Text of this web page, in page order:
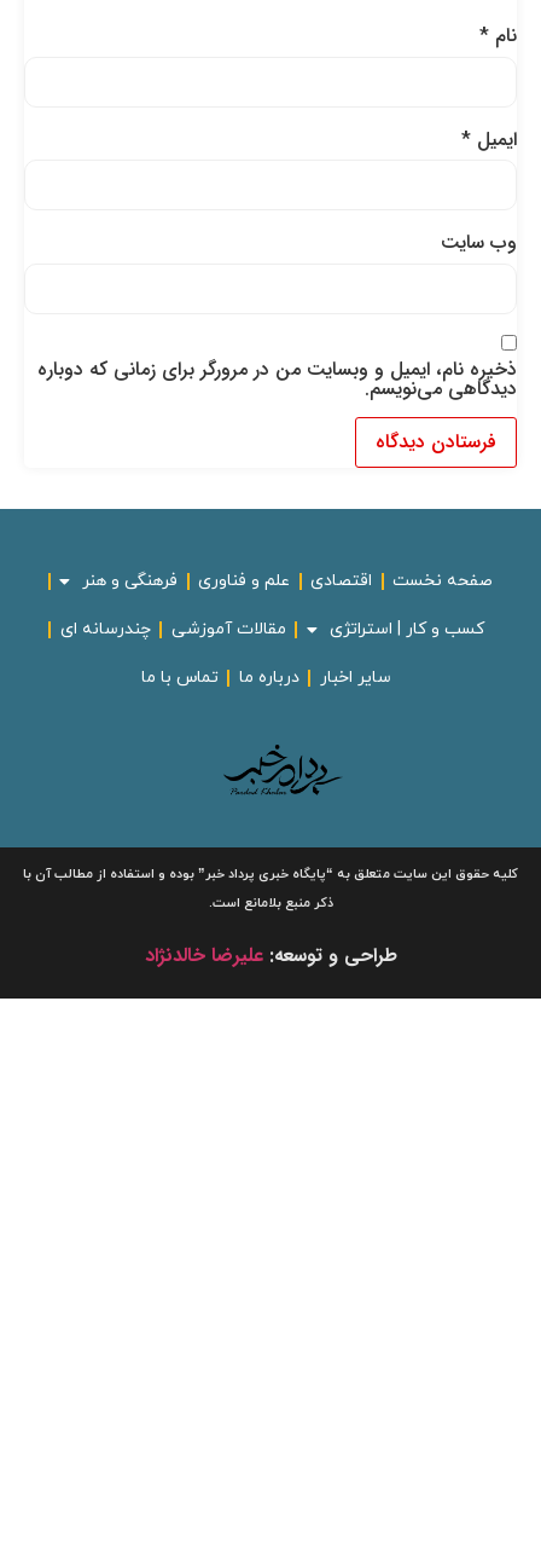
نام*
ایمیل*
وب‌ سایت
ذخیره نام، ایمیل و وبسایت من در مرورگر برای زمانی که دوباره
دیدگاهی می‌نویسم.
صفحه نخست اقتصادی علم و فناوری فرهنگی و هنر
کسب و کار | استراتژی مقالات آموزشی چندرسانه ای
سایر اخبار درباره ما تماس با ما
کلیه حقوق این سایت متعلق به“پایگاه خبریپرداد خبر”بوده و استفاده از مطالب آن با
ذکر منبع بلامانع است.
طراحی و توسعه:علیرضا خالدنژاد